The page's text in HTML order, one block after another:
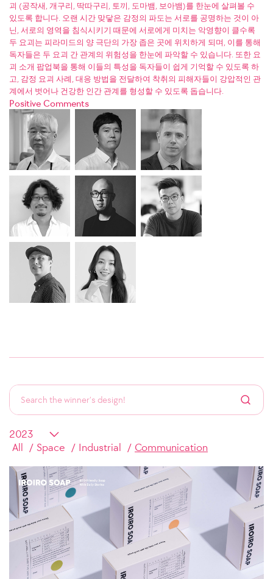
괴 (공작새, 개구리, 딱따구리, 토끼, 도마뱀, 보아뱀)를 한눈에 살펴볼 수
있도록 합니다. 오랜 시간 맞닿은 감정의 파도는 서로를 공명하는 것이 아
닌, 서로의 영역을 침식시키기 때문에 서로에게 미치는 악영향이 클수록
두 요괴는 피라미드의 양 극단의 가장 좁은 곳에 위치하게 되며, 이를 통해
독자들은 두 요괴 간 관계의 위험성을 한눈에 파악할 수 있습니다. 또한 요
괴 소개 팝업북을 통해 이들의 특성을 독자들이 쉽게 기억할 수 있도록 하
고, 감정 요괴 사례, 대응 방법을 전달하여 착취의 피해자들이 강압적인 관
계에서 벗어나 건강한 인간 관계를 형성할 수 있도록 돕습니다.
Positive Comments
All Space Industrial Communication